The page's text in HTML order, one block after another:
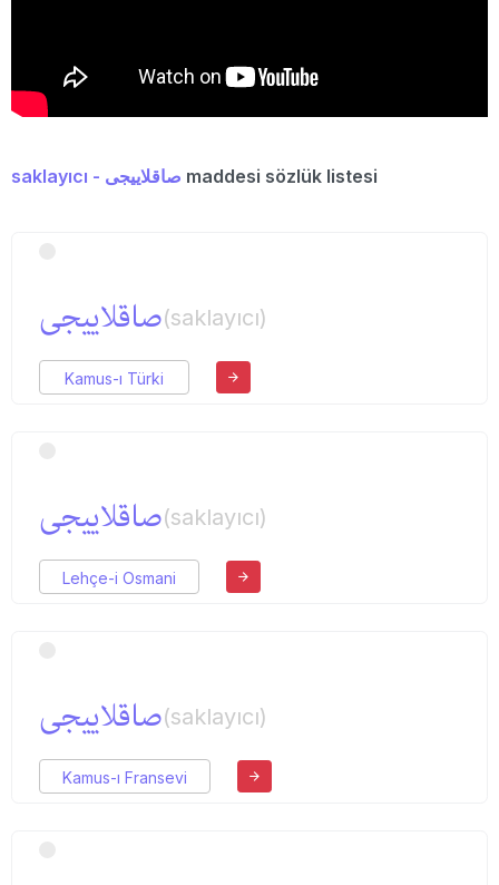
saklayıcı - صاقلاییجی maddesi sözlük listesi
صاقلاییجی(saklayıcı)
Kamus-ı Türki
صاقلاییجی(saklayıcı)
Lehçe-i Osmani
صاقلاییجی(saklayıcı)
Kamus-ı Fransevi